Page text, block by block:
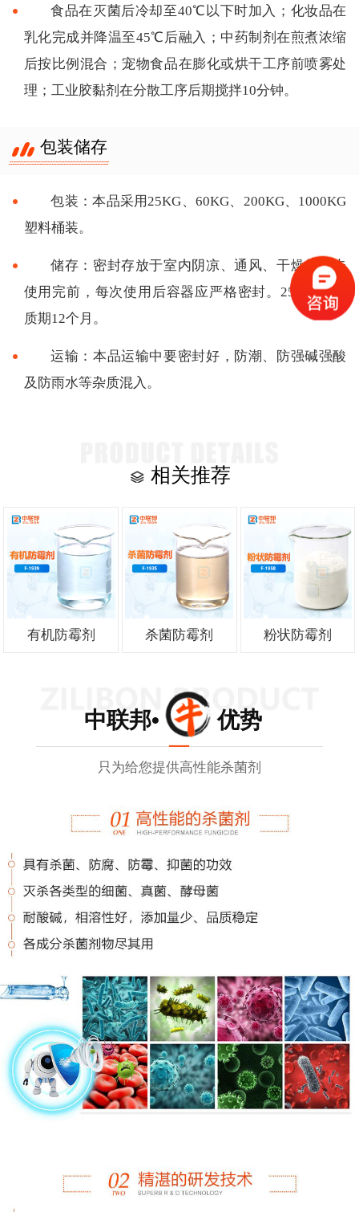
食品在灭菌后冷却至40℃以下时加入；化妆品在
乳化完成并降温至45℃后融入；中药制剂在煎煮浓缩
后按比例混合；宠物食品在膨化或烘干工序前喷雾处
理；工业胶黏剂在分散工序后期搅拌10分钟。
包装储存
包装：本品采用25KG、60KG、200KG、1000KG
塑料桶装。
储存：密封存放于室内阴凉、通风、干燥处。未
使用完前，每次使用后容器应严格密封。25C左右保
质期12个月。
运输：本品运输中要密封好，防潮、防强碱强酸
及防雨水等杂质混入。
相关推荐
有机防霉剂 杀菌防霉剂 粉状防霉剂
中联邦• 优势
只为给您提供高性能杀菌剂